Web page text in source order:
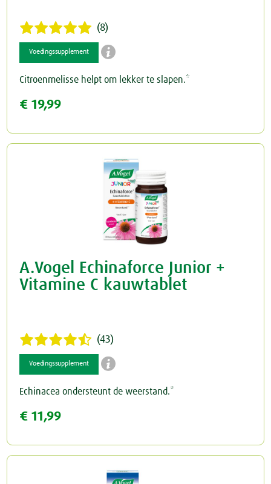
(8)
Voedingssupplement 
Citroenmelisse helpt om lekker te slapen.*
€ 19,99
A.Vogel Echinaforce Junior +
Vitamine C kauwtablet
(43)
Voedingssupplement 
Echinacea ondersteunt de weerstand.*
€ 11,99